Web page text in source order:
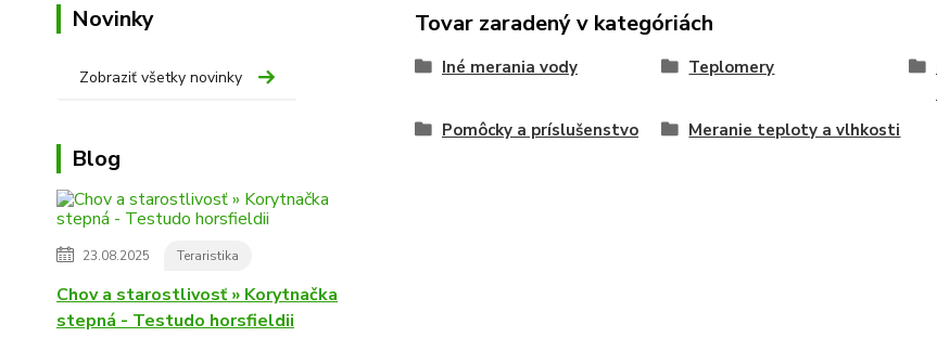
Novinky
Zobraziť všetky novinky
Blog
23.08.2025 Teraristika
Chov a starostlivosť » Korytnačka
stepná - Testudo horsfieldii
Tovar zaradený v kategóriách
Iné merania vody Teplomery
Pomôcky a príslušenstvo Meranie teploty a vlhkosti